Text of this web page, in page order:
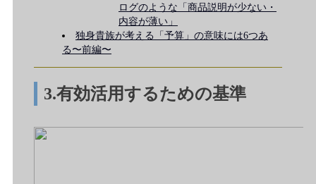
ログのような「商品説明が少ない・
内容が薄い」
独身貴族が考える「予算」の意味には6つあ
る〜前編〜
3.有効活用するための基準